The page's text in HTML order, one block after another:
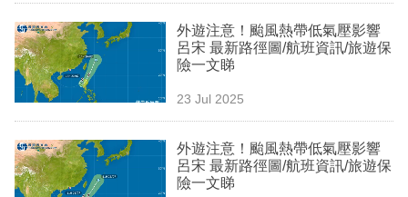
外遊注意！颱風熱帶低氣壓影響
呂宋 最新路徑圖/航班資訊/旅遊保
險一文睇
23 Jul 2025
外遊注意！颱風熱帶低氣壓影響
呂宋 最新路徑圖/航班資訊/旅遊保
險一文睇